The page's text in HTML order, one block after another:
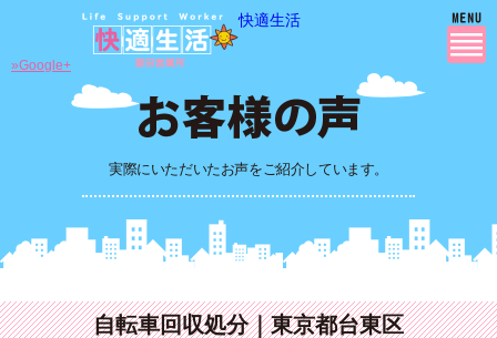
快適生活
実際にいただいたお声をご紹介しています。
»Google+
自転車回収処分｜東京都台東区